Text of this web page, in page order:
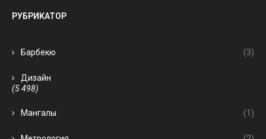
РУБРИКАТОР
Барбекю (3)
Дизайн
(5 498)
Мангалы (1)